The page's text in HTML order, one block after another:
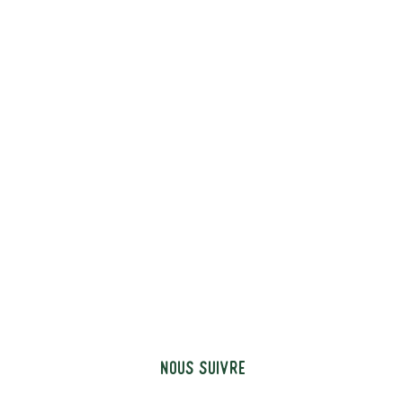
Nous suivre